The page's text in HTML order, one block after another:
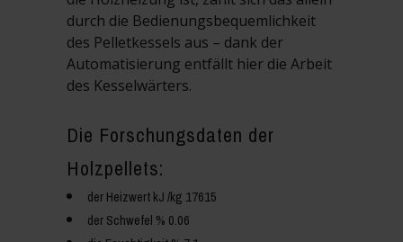
durch die Bedienungsbequemlichkeit
des Pelletkessels aus – dank der
Automatisierung entfällt hier die Arbeit
des Kesselwärters.
Die Forschungsdaten der
Holzpellets:
der Heizwert kJ /kg 17615
der Schwefel % 0.06